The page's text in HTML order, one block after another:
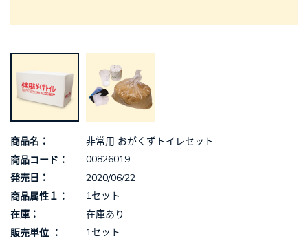
商品名
非常用 おがくずトイレセット
商品コード
00826019
発売日
2020/06/22
商品属性１
1セット
在庫
在庫あり
販売単位
1セット